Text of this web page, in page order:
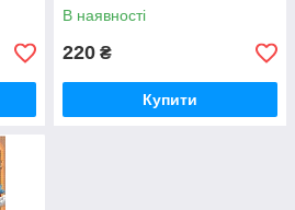
В наявності
220 ₴
Купити